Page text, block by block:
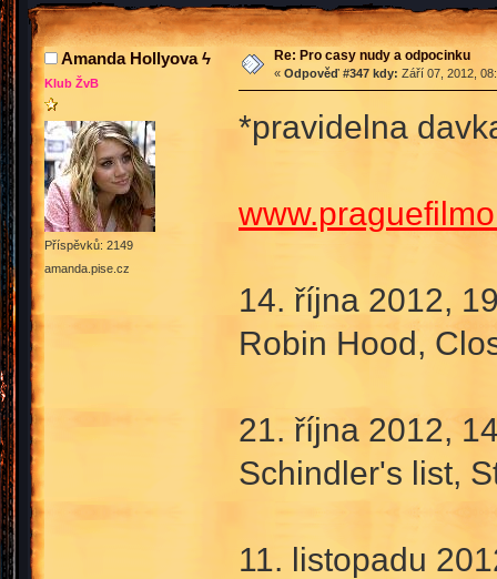
Amanda Hollyova ϟ
Klub ŽvB
Příspěvků: 2149
amanda.pise.cz
Re: Pro casy nudy a odpocinku
« Odpověď #347 kdy: Září 07, 2012,
*pravidelna
14. října 2012,
Robin Hood,
21. října 2012,
Schindler's list,
11. listopadu